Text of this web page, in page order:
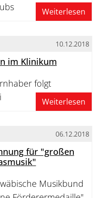
Weiterlesen
10.12.2018
im Klinikum
folgt
Weiterlesen
06.12.2018
für "großen
Musikbund